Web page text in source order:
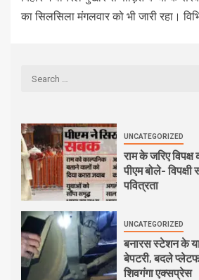
का सिलसिला मंगलवार को भी जारी रहा।
UNCATEGORIZED
राम के जरिए
पीएम बोले-
पवित्रता
UNCATEGORIZED
बनारस स्टेशन के
बेपटरी, बदले
शिवगंगा एक्सप्रेस